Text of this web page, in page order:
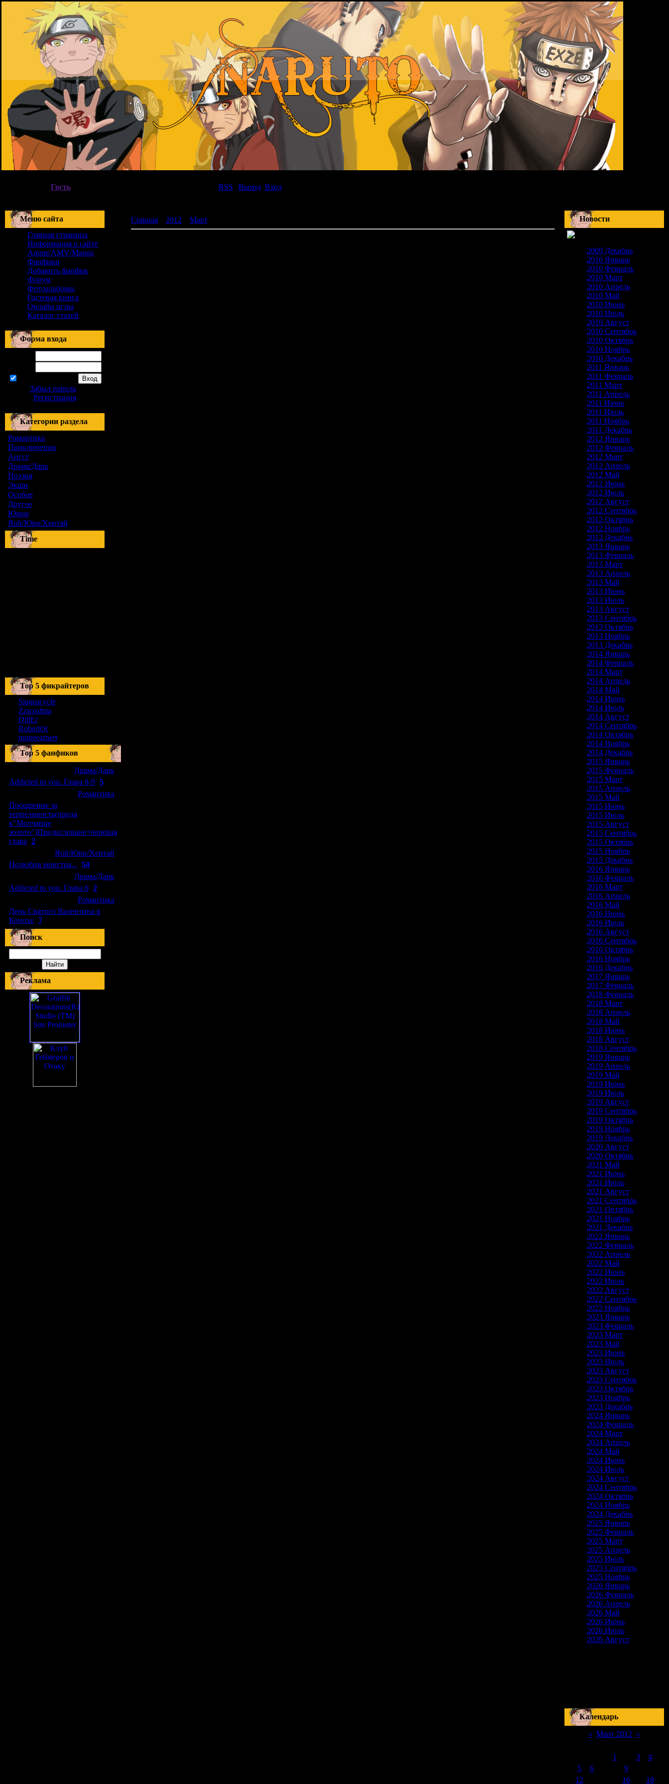
Гость RSS Выход Вход
Меню сайта
Главная страница
Информация о сайте
Anime/AMV/Manga
Фанфики
Добавить фанфик
Форум
Фотоальбомы
Гостевая книга
Онлайн игры
Каталог статей
Форма входа
Забыл пароль
Регистрация
Категории раздела
Романтика
Приключения
Ангст
Драма/Дарк
Поэзия
Экшн
Особое
Другое
Юмор
Яой/Юри/Хентай
Time
Тоp 5 фикрайтеров
Slageacycle
Zzsoxdma
DillEr
RobertOt
mupeearnert
Top 5 фанфиков
Драма/Дарк
Addicted to you. Глава 8-9 5
Романтика
Поощрение за
терпеливость(прода
к"Молчание
золото")Предисловаие+перевая
глава 2
Яой/Юри/Хентай
Полюбив монстра... 54
Драма/Дарк
Addicted to you. Глава 6 2
Романтика
День Святого Валентина в
Конохе 7
Поиск
Реклама
Главная 2012 Март Новости
2009 Декабрь
2010 Январь
2010 Февраль
2010 Март
2010 Апрель
2010 Май
2010 Июнь
2010 Июль
2010 Август
2010 Сентябрь
2010 Октябрь
2010 Ноябрь
2010 Декабрь
2011 Январь
2011 Февраль
2011 Март
2011 Апрель
2011 Июнь
2011 Июль
2011 Ноябрь
2011 Декабрь
2012 Январь
2012 Февраль
2012 Март
2012 Апрель
2012 Май
2012 Июнь
2012 Июль
2012 Август
2012 Сентябрь
2012 Октябрь
2012 Ноябрь
2012 Декабрь
2013 Январь
2013 Февраль
2013 Март
2013 Апрель
2013 Май
2013 Июнь
2013 Июль
2013 Август
2013 Сентябрь
2013 Октябрь
2013 Ноябрь
2013 Декабрь
2014 Январь
2014 Февраль
2014 Март
2014 Апрель
2014 Май
2014 Июнь
2014 Июль
2014 Август
2014 Сентябрь
2014 Октябрь
2014 Ноябрь
2014 Декабрь
2015 Январь
2015 Февраль
2015 Март
2015 Апрель
2015 Май
2015 Июнь
2015 Июль
2015 Август
2015 Сентябрь
2015 Октябрь
2015 Ноябрь
2015 Декабрь
2016 Январь
2016 Февраль
2016 Март
2016 Апрель
2016 Май
2016 Июнь
2016 Июль
2016 Август
2016 Сентябрь
2016 Октябрь
2016 Ноябрь
2016 Декабрь
2017 Январь
2017 Февраль
2018 Февраль
2018 Март
2018 Апрель
2018 Май
2018 Июнь
2018 Август
2018 Сентябрь
2019 Январь
2019 Апрель
2019 Май
2019 Июнь
2019 Июль
2019 Август
2019 Сентябрь
2019 Октябрь
2019 Ноябрь
2019 Декабрь
2020 Август
2020 Октябрь
2021 Май
2021 Июнь
2021 Июль
2021 Август
2021 Сентябрь
2021 Октябрь
2021 Ноябрь
2021 Декабрь
2022 Январь
2022 Февраль
2022 Апрель
2022 Май
2022 Июнь
2022 Июль
2022 Август
2022 Сентябрь
2022 Ноябрь
2023 Январь
2023 Февраль
2023 Март
2023 Май
2023 Июнь
2023 Июль
2023 Август
2023 Сентябрь
2023 Октябрь
2023 Ноябрь
2023 Декабрь
2024 Январь
2024 Февраль
2024 Март
2024 Апрель
2024 Май
2024 Июнь
2024 Июль
2024 Август
2024 Сентябрь
2024 Октябрь
2024 Ноябрь
2024 Декабрь
2025 Январь
2025 Февраль
2025 Март
2025 Апрель
2025 Июль
2025 Сентябрь
2025 Ноябрь
2026 Январь
2026 Февраль
2026 Апрель
2026 Май
2026 Июнь
2026 Июль
2026 Август
Календарь
« Март 2012 »
1
3
4
5
6 9
12
16 18